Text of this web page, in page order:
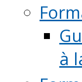
à